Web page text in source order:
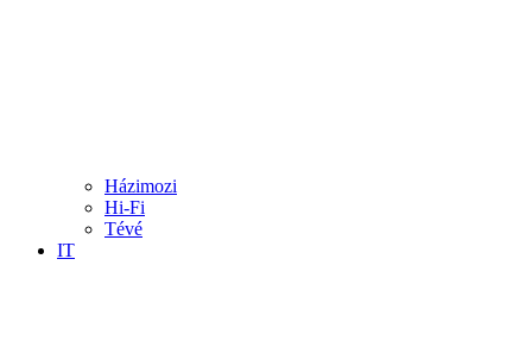
Házimozi
Hi-Fi
Tévé
IT